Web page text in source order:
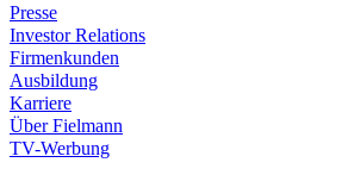
Presse
Investor Relations
Firmenkunden
Ausbildung
Karriere
Über Fielmann
TV-Werbung